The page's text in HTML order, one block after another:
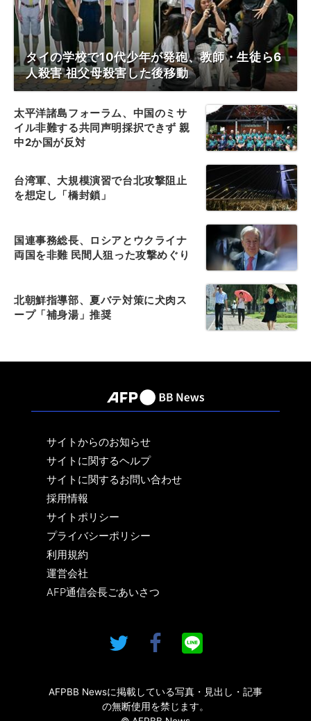
タイの学校で10代少年が発砲、教師・生徒ら6
人殺害 祖父母殺害した後移動
太平洋諸島フォーラム、中国のミサ
イル非難する共同声明採択できず 親
中2か国が反対
台湾軍、大規模演習で台北攻撃阻止
を想定し「橋封鎖」
国連事務総長、ロシアとウクライナ
両国を非難 民間人狙った攻撃めぐり
北朝鮮指導部、夏バテ対策に犬肉ス
ープ「補身湯」推奨
サイトからのお知らせ
サイトに関するヘルプ
サイトに関するお問い合わせ
採用情報
サイトポリシー
プライバシーポリシー
利用規約
運営会社
AFP通信会長ごあいさつ
AFPBB Newsに掲載している写真・見出し・記事
の無断使用を禁じます。